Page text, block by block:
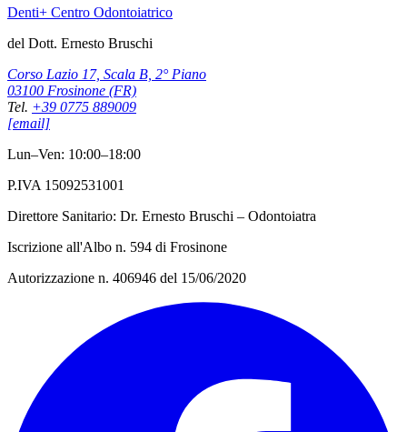
Denti+ Centro Odontoiatrico
del Dott. Ernesto Bruschi
Corso Lazio 17, Scala B, 2° Piano
03100 Frosinone (FR)
Tel. +39 0775 889009
[email]
Lun–Ven: 10:00–18:00
P.IVA 15092531001
Direttore Sanitario: Dr. Ernesto Bruschi – Odontoiatra
Iscrizione all'Albo n. 594 di Frosinone
Autorizzazione n. 406946 del 15/06/2020